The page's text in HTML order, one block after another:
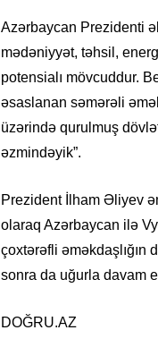
Azərbaycan Prezidenti
mədəniyyət, təhsil,
potensialı mövcuddur.
əsaslanan səmərəli
üzərində qurulmuş
əzmindəyik”.
Prezident İlham Əliyev
olaraq Azərbaycan ilə
çoxtərəfli
sonra da uğurla davam
DOĞRU.AZ
15.02.2026